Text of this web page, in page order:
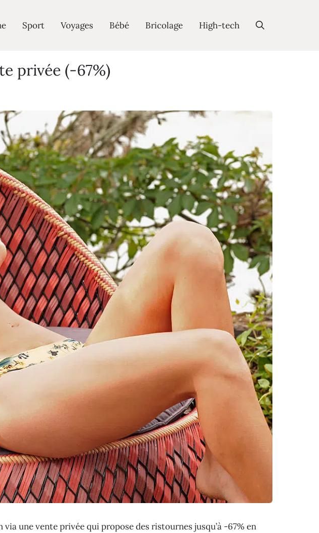
Sport Voyages Bébé Bricolage High-tech
privée (-67%)
une vente privée qui propose des ristournes jusqu’à -67% en